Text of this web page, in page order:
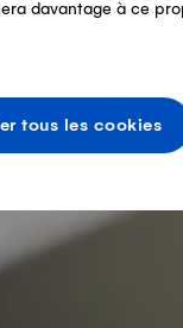
davantage à ce
tous les cookies